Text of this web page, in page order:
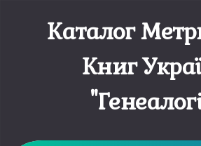
Каталог
Книг